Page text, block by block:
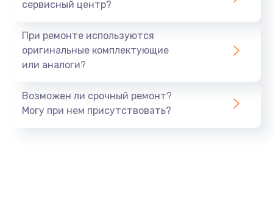
сервисный центр?
При ремонте используются
оригинальные комплектующие
или аналоги?
Возможен ли срочный ремонт?
Могу при нем присутствовать?